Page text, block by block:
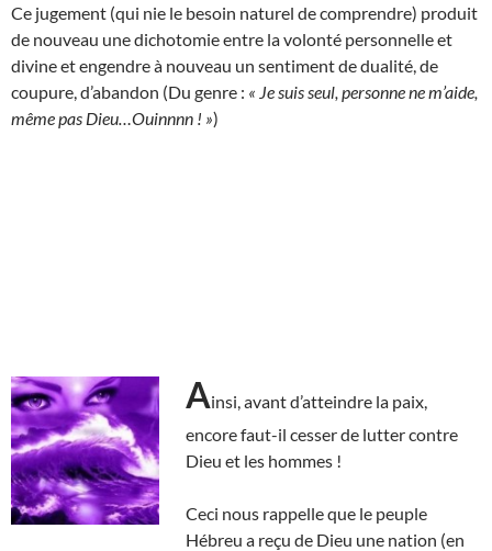
Ce jugement (qui nie le besoin naturel de comprendre) produit
de nouveau une dichotomie entre la volonté personnelle et
divine et engendre à nouveau un sentiment de dualité, de
coupure, d’abandon (Du genre : « Je suis seul, personne ne m’aide,
même pas Dieu…Ouinnnn ! »)
Ainsi, avant d’atteindre la paix,
encore faut-il cesser de lutter contre
Dieu et les hommes !
Ceci nous rappelle que le peuple
Hébreu a reçu de Dieu une nation (en